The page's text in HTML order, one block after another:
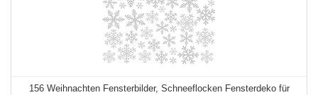
156 Weihnachten Fensterbilder, Schneeflocken Fensterdeko für